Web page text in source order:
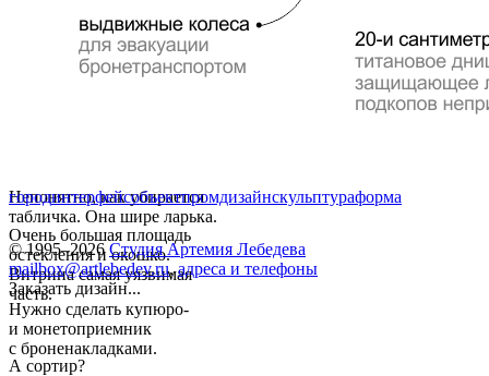
Непонятно, как убирается
табличка. Она шире ларька.
Очень большая площадь
остекления и окошко.
Витрина самая уязвимая
часть.
Нужно сделать купюро-
и монетоприемник
с броненакладками.
А сортир?
городинтерфейсобъектпромдизайнскульптураформа
© 1995–2026 Студия Артемия Лебедева
mailbox@artlebedev.ru, адреса и телефоны
Заказать дизайн...